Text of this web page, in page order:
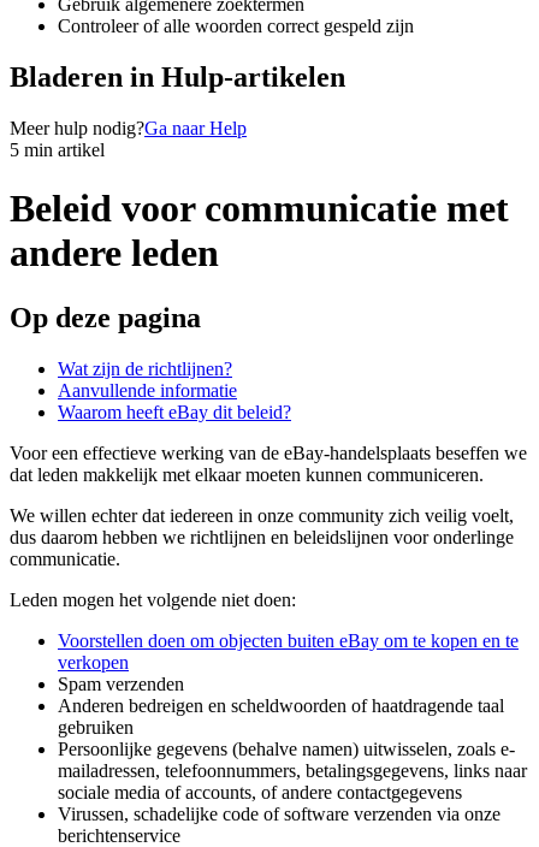
Gebruik algemenere zoektermen
Controleer of alle woorden correct gespeld zijn
Bladeren in Hulp-artikelen
Meer hulp nodig?Ga naar Help
5 min artikel
Beleid voor communicatie met
andere leden
Op deze pagina
Wat zijn de richtlijnen?
Aanvullende informatie
Waarom heeft eBay dit beleid?
Voor een effectieve werking van de eBay-handelsplaats beseffen we
dat leden makkelijk met elkaar moeten kunnen communiceren.
We willen echter dat iedereen in onze community zich veilig voelt,
dus daarom hebben we richtlijnen en beleidslijnen voor onderlinge
communicatie.
Leden mogen het volgende niet doen:
Voorstellen doen om objecten buiten eBay om te kopen en te
verkopen
Spam verzenden
Anderen bedreigen en scheldwoorden of haatdragende taal
gebruiken
Persoonlijke gegevens (behalve namen) uitwisselen, zoals e-
mailadressen, telefoonnummers, betalingsgegevens, links naar
sociale media of accounts, of andere contactgegevens
Virussen, schadelijke code of software verzenden via onze
berichtenservice